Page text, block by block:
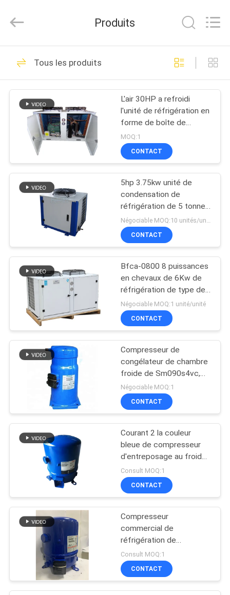
MAISON
PRODUITS
SHOW
AU
SUJET
VISITE
D'USINE
CONTRÔLE
QUALITÉ
CONTACTEZ-
NOUVELLES
DEMANDEZ
UNE
CITATION
SITE
Reserved.
condenseur de
réfrigération
118
Petite unité de
condensation
32
Unité de
condensation semi
hermétique
14
Unité de
condensation
refroidie par air
Unités de
condensation
refroidies à l'eau
37
Produits
Tous les produits
L'air 30HP a refroidi
l'unité de réfrigération en
forme de boîte de
condensation d'unités
MOQ:1
CONTACT
5hp 3.75kw unité de
condensation de
réfrigération de 5 tonnes
Bfs51 Ca0500 pour des
restaurants d'hôtels
CONTACT
Bfca-0800 8 puissances
en chevaux de 6Kw de
réfrigération de type de
condensation de l'unité U
semi - compresseur
hermétique pour le
Négociable MOQ:1 unité/unité
CONTACT
Compresseur de
congélateur de chambre
froide de Sm090s4vc,
type d'universel de
compresseur de
climatiseur
Négociable MOQ:1
CONTACT
Courant 2 la couleur
bleue de compresseur
d'entreposage au froid
des cylindres R22
Consult MOQ:1
CONTACT
Compresseur
commercial de
réfrigération de
compresseur hermétique
de rouleau de MT72 R22
Consult MOQ:1
CONTACT